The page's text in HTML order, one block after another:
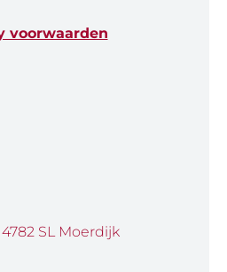
voorwaarden
4782 SL Moerdijk